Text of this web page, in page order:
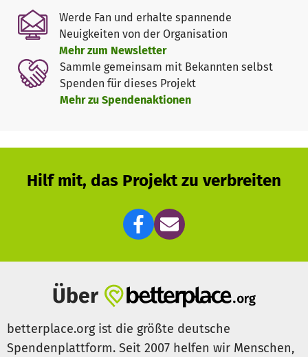
nicht finanziert. Deshalb werden Spenden benötigt, damit
auch künftig alle krebskranken Kinder und Jugendlichen in
Frankfurt von diesem Projekt profitieren können.
Werde Fan und erhalte spannende
Neuigkeiten von der Organisation
Mehr zum Newsletter
Sammle gemeinsam mit Bekannten selbst
Spenden für dieses Projekt
Mehr zu Spendenaktionen
Hilf mit, das Projekt zu verbreiten
Über
betterplace.org ist die größte deutsche
Spendenplattform. Seit 2007 helfen wir Menschen,